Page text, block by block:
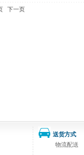
下一页
送货方式
物流配送